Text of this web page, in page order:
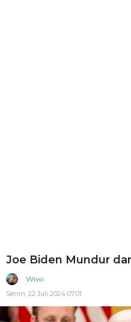
Joe Biden Mundur
Wiwi
Senin, 22 Juli 2024 07:01